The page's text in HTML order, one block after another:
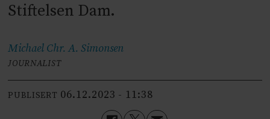
Stiftelsen Dam.
Michael Chr. A. Simonsen
JOURNALIST
PUBLISERT 06.12.2023 - 11:38